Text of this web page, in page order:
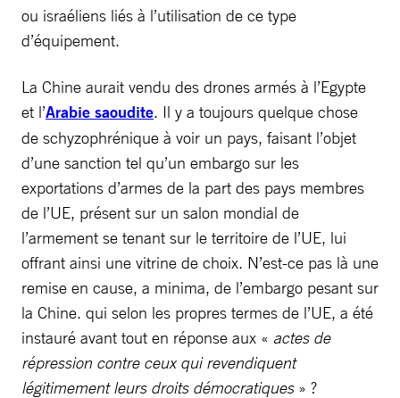
ou israéliens liés à l’utilisation de ce type
d’équipement.
La Chine aurait vendu des drones armés à l’Egypte
et l’Arabie saoudite. Il y a toujours quelque chose
de schyzophrénique à voir un pays, faisant l’objet
d’une sanction tel qu’un embargo sur les
exportations d’armes de la part des pays membres
de l’UE, présent sur un salon mondial de
l’armement se tenant sur le territoire de l’UE, lui
offrant ainsi une vitrine de choix. N’est-ce pas là une
remise en cause, a minima, de l’embargo pesant sur
la Chine. qui selon les propres termes de l’UE, a été
instauré avant tout en réponse aux « actes de
répression contre ceux qui revendiquent
légitimement leurs droits démocratiques» ?